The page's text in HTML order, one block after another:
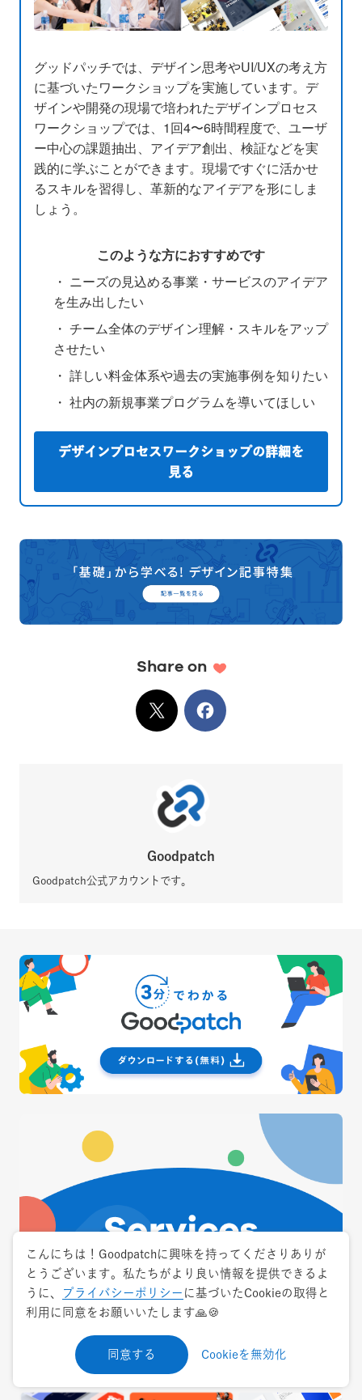
グッドパッチでは、デザイン思考やUI/UXの考え方
に基づいたワークショップを実施しています。デ
ザインや開発の現場で培われたデザインプロセス
ワークショップでは、1回4〜6時間程度で、ユーザ
ー中心の課題抽出、アイデア創出、検証などを実
践的に学ぶことができます。現場ですぐに活かせ
るスキルを習得し、革新的なアイデアを形にしま
しょう。
このような方におすすめです
・ ニーズの見込める事業・サービスのアイデア
を生み出したい
・ チーム全体のデザイン理解・スキルをアップ
させたい
・ 詳しい料金体系や過去の実施事例を知りたい
・ 社内の新規事業プログラムを導いてほしい
デザインプロセスワークショップの詳細を
見る
Share on
XでシェアFacebook
Goodpatch
Goodpatch公式アカウントです。
こんにちは！Goodpatchに興味を持ってくださりありが
とうございます。私たちがより良い情報を提供できるよ
うに、
プライバシーポリシー に基づいたCookieの取得と
利用に同意をお願いいたします🙏🍪
同意する Cookieを無効化